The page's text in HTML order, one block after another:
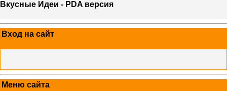
Вкусные Идеи - PDA версия
Вход на сайт
Меню сайта